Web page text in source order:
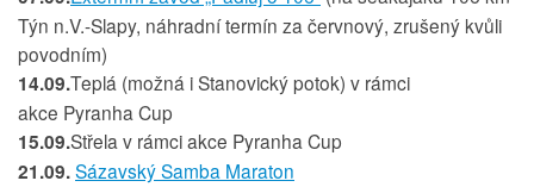
Týn n.V.-Slapy, náhradní termín za červnový, zrušený kvůli
povodním)
14.09.Teplá (možná i Stanovický potok) v rámci
akce Pyranha Cup
15.09.Střela v rámci akce Pyranha Cup
21.09.Sázavský Samba Maraton